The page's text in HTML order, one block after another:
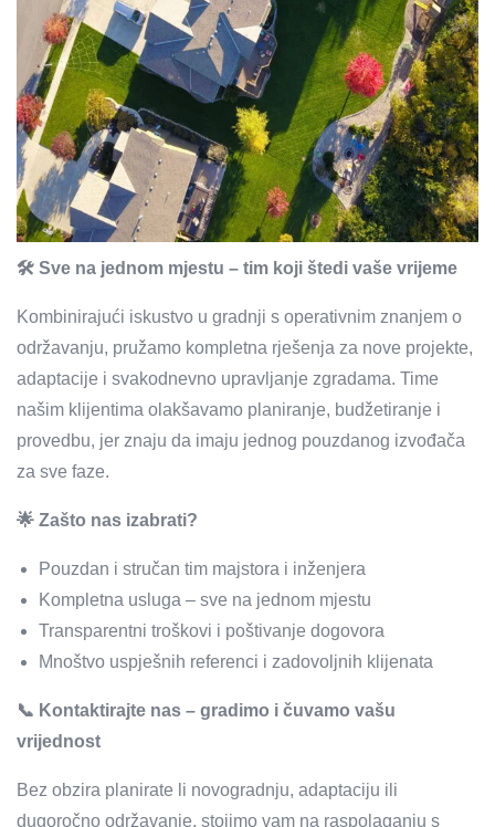
🛠️ Sve na jednom mjestu – tim koji štedi vaše vrijeme
Kombinirajući iskustvo u gradnji s operativnim znanjem o
održavanju, pružamo kompletna rješenja za nove projekte,
adaptacije i svakodnevno upravljanje zgradama. Time
našim klijentima olakšavamo planiranje, budžetiranje i
provedbu, jer znaju da imaju jednog pouzdanog izvođača
za sve faze.
🌟 Zašto nas izabrati?
Pouzdan i stručan tim majstora i inženjera
Kompletna usluga – sve na jednom mjestu
Transparentni troškovi i poštivanje dogovora
Mnoštvo uspješnih referenci i zadovoljnih klijenata
📞 Kontaktirajte nas – gradimo i čuvamo vašu
vrijednost
Bez obzira planirate li novogradnju, adaptaciju ili
dugoročno održavanje, stojimo vam na raspolaganju s